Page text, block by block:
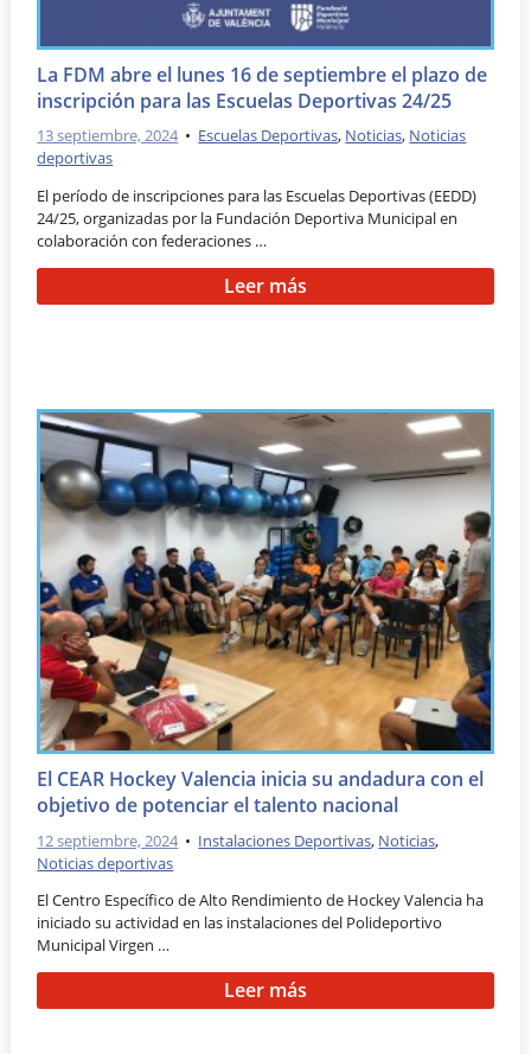
La FDM abre el lunes 16 de septiembre el plazo de
inscripción para las Escuelas Deportivas 24/25
13 septiembre, 2024 • Escuelas Deportivas, Noticias, Noticias
deportivas
El período de inscripciones para las Escuelas Deportivas (EEDD)
24/25, organizadas por la Fundación Deportiva Municipal en
colaboración con federaciones …
Leer más
El CEAR Hockey Valencia inicia su andadura con el
objetivo de potenciar el talento nacional
12 septiembre, 2024 • Instalaciones Deportivas, Noticias,
Noticias deportivas
El Centro Específico de Alto Rendimiento de Hockey Valencia ha
iniciado su actividad en las instalaciones del Polideportivo
Municipal Virgen …
Leer más